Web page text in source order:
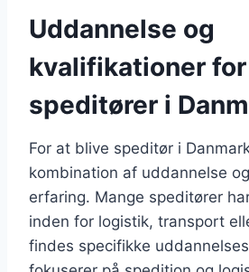
Uddannelse og
kvalifikationer for
speditører i
For at blive speditør i
kombination af uddannelse
erfaring. Mange speditører
inden for logistik, transport
findes specifikke